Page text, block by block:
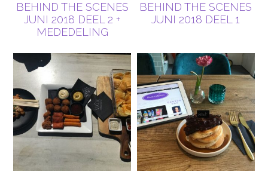
BEHIND THE SCENES
JUNI 2018 DEEL 2 +
MEDEDELING
BEHIND THE SCENES
JUNI 2018 DEEL 1